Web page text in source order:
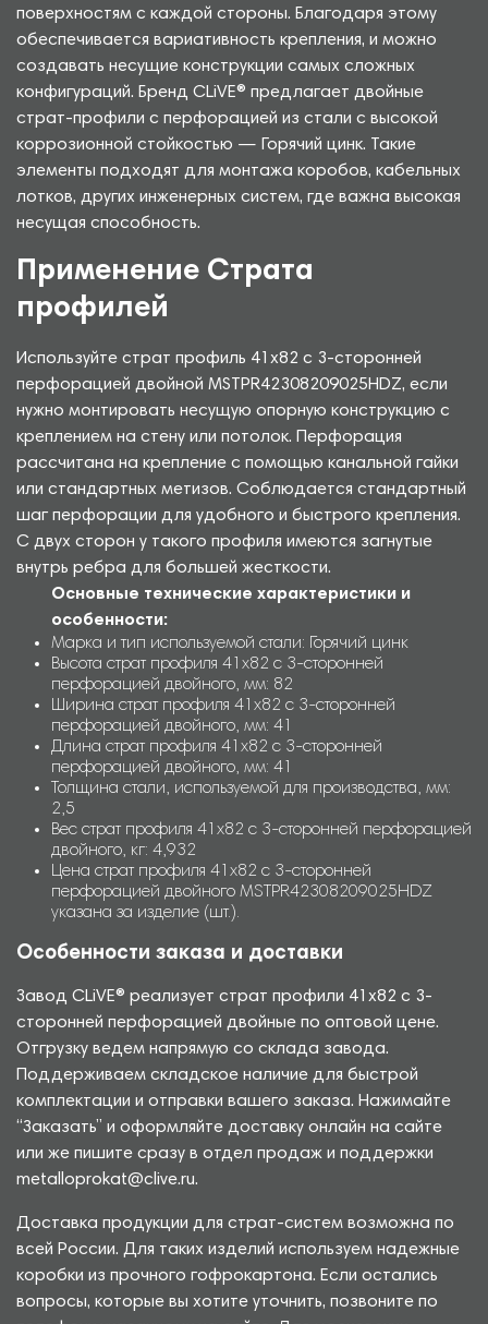
поверхностям с каждой стороны. Благодаря этому
обеспечивается вариативность крепления, и можно
создавать несущие конструкции самых сложных
конфигураций. Бренд CLiVE® предлагает двойные
страт-профили с перфорацией из стали с высокой
коррозионной стойкостью — Горячий цинк. Такие
элементы подходят для монтажа коробов, кабельных
лотков, других инженерных систем, где важна высокая
несущая способность.
Применение Страта
профилей
Используйте страт профиль 41х82 с 3-сторонней
перфорацией двойной MSTPR42308209025HDZ, если
нужно монтировать несущую опорную конструкцию с
креплением на стену или потолок. Перфорация
рассчитана на крепление с помощью канальной гайки
или стандартных метизов. Соблюдается стандартный
шаг перфорации для удобного и быстрого крепления.
С двух сторон у такого профиля имеются загнутые
внутрь ребра для большей жесткости.
Основные технические характеристики и
особенности:
Марка и тип используемой стали: Горячий цинк
Высота страт профиля 41х82 с 3-сторонней
перфорацией двойного, мм: 82
Ширина страт профиля 41х82 с 3-сторонней
перфорацией двойного, мм: 41
Длина страт профиля 41х82 с 3-сторонней
перфорацией двойного, мм: 41
Толщина стали, используемой для производства, мм:
2,5
Вес страт профиля 41х82 с 3-сторонней перфорацией
двойного, кг: 4,932
Цена страт профиля 41х82 с 3-сторонней
перфорацией двойного MSTPR42308209025HDZ
указана за изделие (шт.).
Особенности заказа и доставки
Завод CLiVE® реализует страт профили 41х82 с 3-
сторонней перфорацией двойные по оптовой цене.
Отгрузку ведем напрямую со склада завода.
Поддерживаем складское наличие для быстрой
комплектации и отправки вашего заказа. Нажимайте
“Заказать” и оформляйте доставку онлайн на сайте
или же пишите сразу в отдел продаж и поддержки
metalloprokat@clive.ru.
Доставка продукции для страт-систем возможна по
всей России. Для таких изделий используем надежные
коробки из прочного гофрокартона. Если остались
вопросы, которые вы хотите уточнить, позвоните по